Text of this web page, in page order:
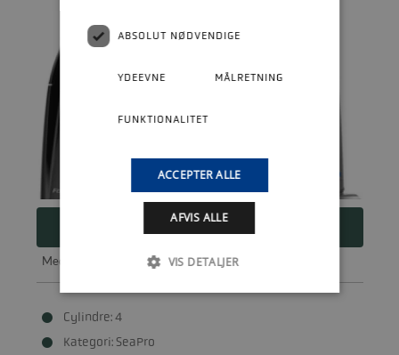
53.710DKK
Med anbefalet udstyr60.010 DKK
Cylindre: 4
Kategori: SeaPro
ABSOLUT NØDVENDIGE
YDEEVNE MÅLRETNING
FUNKTIONALITET
ACCEPTER ALLE
AFVIS ALLE
VIS DETALJER